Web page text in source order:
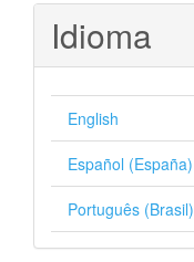
Idioma
English
Español (España)
Português (Brasil)